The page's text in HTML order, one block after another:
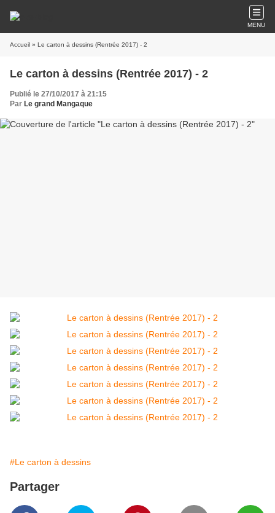
MENU
Accueil » Le carton à dessins (Rentrée 2017) - 2
Le carton à dessins (Rentrée 2017) - 2
Publié le 27/10/2017 à 21:15
Par Le grand Mangaque
#Le carton à dessins
Partager